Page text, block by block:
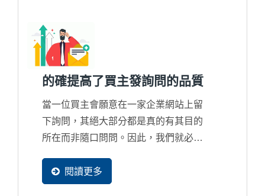
略只會把商機整個拱手讓給國際競爭對
手的問題。
的確提高了買主發詢問的品質
當一位買主會願意在一家企業網站上留
下詢問，其絕大部分都是真的有其目的
所在而非隨口問問。因此，我們就必須
生的，透過一個買主足跡追蹤系統來分
析出這一位買主背後的潛在採購目的究
閱讀更多